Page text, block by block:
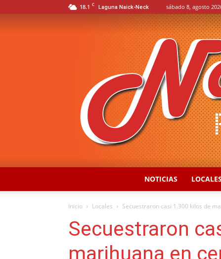
18.1 C Laguna Naick-Neck sábado 8, agosto
NOTICIAS LOCALES
Inicio Locales Secuestraron casi 1.300 kilos de
Secuestraron
marihuana en